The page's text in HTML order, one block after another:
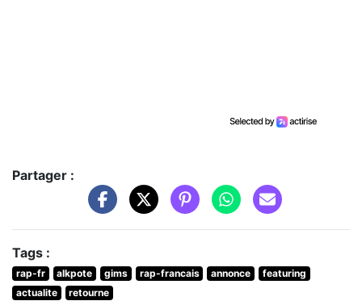
Partager :
Tags :
rap-fr alkpote gims rap-francais annonce
featuring
actualite
retourne